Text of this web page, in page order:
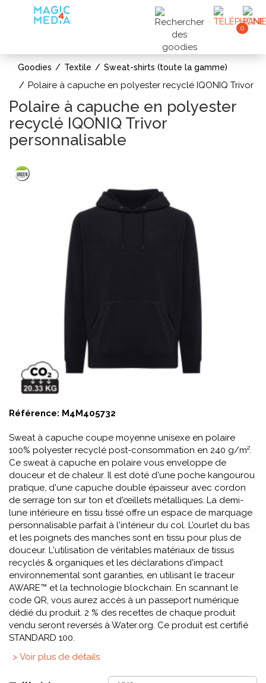
0
Goodies Textile Sweat-shirts (toute la gamme)
Polaire à capuche en polyester recyclé IQONIQ Trivor
Polaire à capuche en polyester
recyclé IQONIQ Trivor
personnalisable
Référence: M4M405732
Sweat à capuche coupe moyenne unisexe en polaire
100% polyester recyclé post-consommation en 240 g/m².
Ce sweat à capuche en polaire vous enveloppe de
douceur et de chaleur. Il est doté d'une poche kangourou
pratique, d'une capuche double épaisseur avec cordon
de serrage ton sur ton et d'œillets métalliques. La demi-
lune intérieure en tissu tissé offre un espace de marquage
personnalisable parfait à l'intérieur du col. L’ourlet du bas
et les poignets des manches sont en tissu pour plus de
douceur. L'utilisation de véritables matériaux de tissus
recyclés & organiques et les déclarations d'impact
environnemental sont garanties, en utilisant le traceur
AWARE™ et la technologie blockchain. En scannant le
code QR, vous aurez accès à un passeport numérique
dédié du produit. 2 % des recettes de chaque produit
vendu seront reversés à Water.org. Ce produit est certifié
STANDARD 100.
> Voir plus de détails